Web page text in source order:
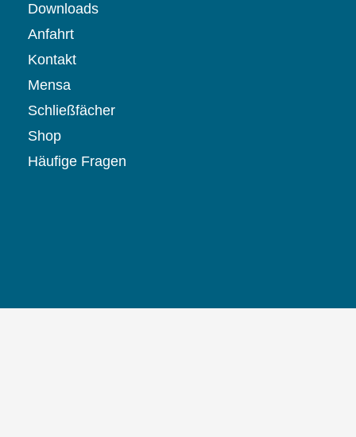
Downloads
Anfahrt
Kontakt
Mensa
Schließfächer
Shop
Häufige Fragen